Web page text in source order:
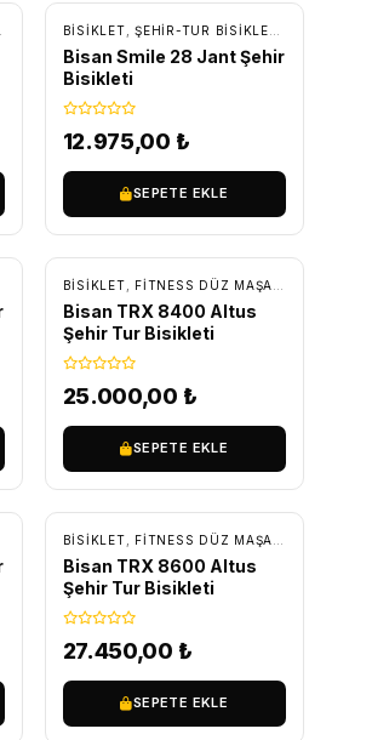
,ŞEHIR-TUR BISIKLETLERI
BİSİKLET ŞEHIR-TUR BISIKLETLERI
Bisan Smile 28 Jant Şehir
Bisikleti
12.975,00 ₺
SEPETE EKLE
,ŞEHIR-TUR BISIKLETLERI
BİSİKLET FITNESS DÜZ MAŞA BISIKLETLER
Bisan TRX 8400 Altus
Şehir Tur Bisikleti
25.000,00 ₺
SEPETE EKLE
,ŞEHIR-TUR BISIKLETLERI
BİSİKLET FITNESS DÜZ MAŞA BISIKLETLER
Bisan TRX 8600 Altus
Şehir Tur Bisikleti
27.450,00 ₺
SEPETE EKLE